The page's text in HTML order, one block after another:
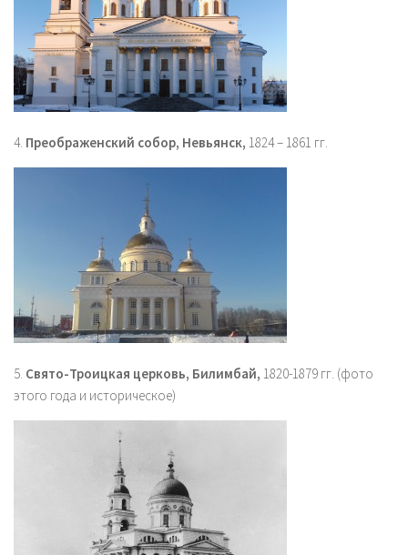
4. Преображенский собор, Невьянск, 1824 – 1861 гг.
5. Свято-Троицкая церковь, Билимбай, 1820-1879 гг. (фото
этого года и историческое)